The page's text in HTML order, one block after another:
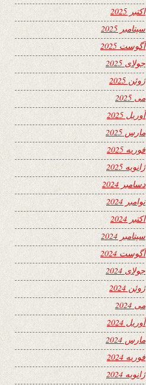
اکتبر 2025
سپتامبر 2025
آگوست 2025
جولای 2025
ژوئن 2025
می 2025
آوریل 2025
مارس 2025
فوریه 2025
ژانویه 2025
دسامبر 2024
نوامبر 2024
اکتبر 2024
سپتامبر 2024
آگوست 2024
جولای 2024
ژوئن 2024
می 2024
آوریل 2024
مارس 2024
فوریه 2024
ژانویه 2024